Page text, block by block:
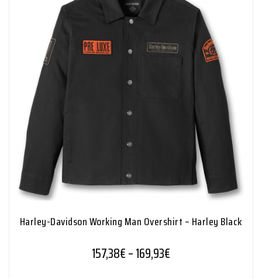
Harley-Davidson Working Man Overshirt – Harley Black
157,38€–169,93€Hintaluokka: